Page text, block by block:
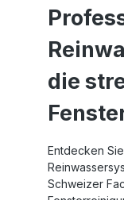
die
Entdecken
Schweizer